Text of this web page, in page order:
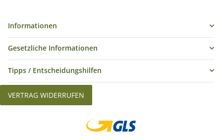
Informationen
Gesetzliche Informationen
Tipps / Entscheidungshilfen
VERTRAG WIDERRUFEN